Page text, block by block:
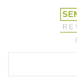
Revista
Semana